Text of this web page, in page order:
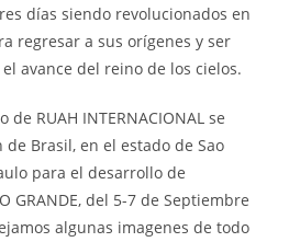
días siendo revolucionados en
regresar a sus orígenes y ser
avance del reino de los cielos.
RUAH INTERNACIONAL se
Brasil, en el estado de Sao
para el desarrollo de
GRANDE, del 5-7 de Septiembre
algunas imagenes de todo